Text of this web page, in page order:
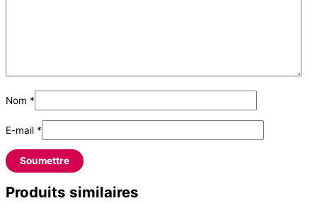
Nom *
E-mail *
Produits similaires